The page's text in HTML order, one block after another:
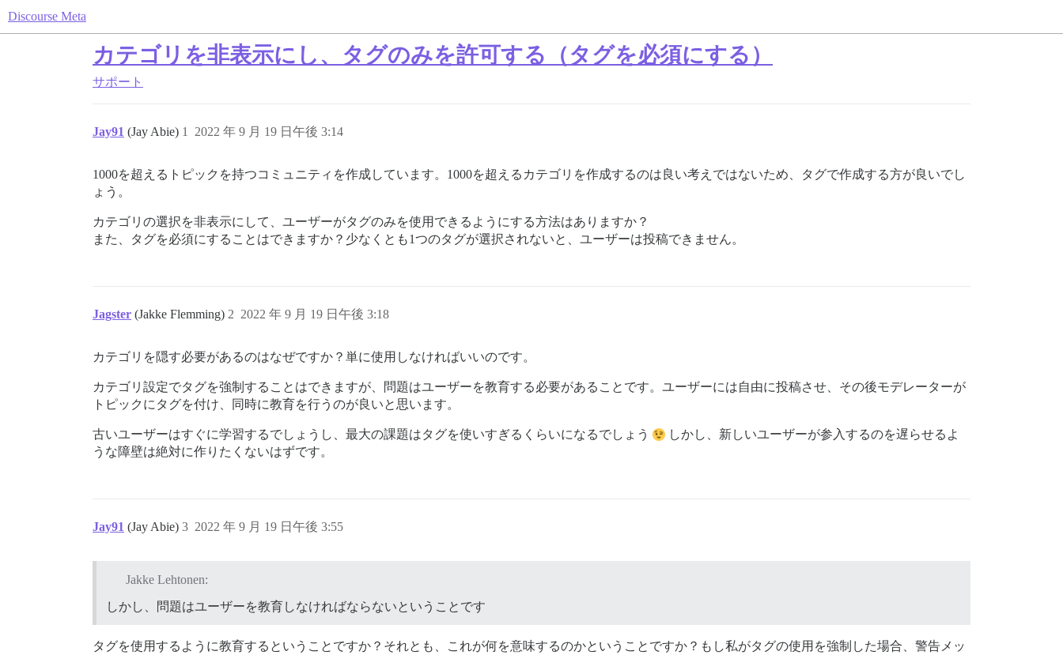
Discourse Meta
カテゴリを非表示にし、タグのみを許可する（タグを必須にする）
サポート
Jay91 (Jay Abie) 2022 年 9 月 19 日午後 3:14
1
1000を超えるトピックを持つコミュニティを作成しています。1000を超えるカテゴリを作成するのは良い考えではないため、タグで作成する方が良いでし
ょう。
カテゴリの選択を非表示にして、ユーザーがタグのみを使用できるようにする方法はありますか？
また、タグを必須にすることはできますか？少なくとも1つのタグが選択されないと、ユーザーは投稿できません。
Jagster (Jakke Flemming) 2022 年 9 月 19 日午後 3:18
2
カテゴリを隠す必要があるのはなぜですか？単に使用しなければいいのです。
カテゴリ設定でタグを強制することはできますが、問題はユーザーを教育する必要があることです。ユーザーには自由に投稿させ、その後モデレーターが
トピックにタグを付け、同時に教育を行うのが良いと思います。
古いユーザーはすぐに学習するでしょうし、最大の課題はタグを使いすぎるくらいになるでしょう
しかし、新しいユーザーが参入するのを遅らせるよ
うな障壁は絶対に作りたくないはずです。
Jay91 (Jay Abie) 2022 年 9 月 19 日午後 3:55
3
Jakke Lehtonen:
しかし、問題はユーザーを教育しなければならないということです
タグを使用するように教育するということですか？それとも、これが何を意味するのかということですか？もし私がタグの使用を強制した場合、警告メッ